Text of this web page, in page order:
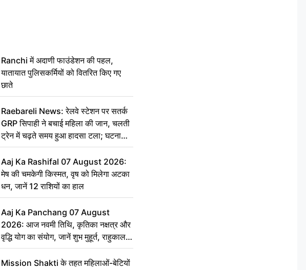
Ranchi में अदाणी फाउंडेशन की पहल,
यातायात पुलिसकर्मियों को वितरित किए गए
छाते
Raebareli News: रेलवे स्टेशन पर सतर्क
GRP सिपाही ने बचाई महिला की जान, चलती
ट्रेन में चढ़ते समय हुआ हादसा टला; घटना
CCTV में कैद
Aaj Ka Rashifal 07 August 2026:
मेष की चमकेगी किस्मत, वृष को मिलेगा अटका
धन, जानें 12 राशियों का हाल
Aaj Ka Panchang 07 August
2026: आज नवमी तिथि, कृतिका नक्षत्र और
वृद्धि योग का संयोग, जानें शुभ मुहूर्त, राहुकाल
का सही समय
Mission Shakti के तहत महिलाओं-बेटियों